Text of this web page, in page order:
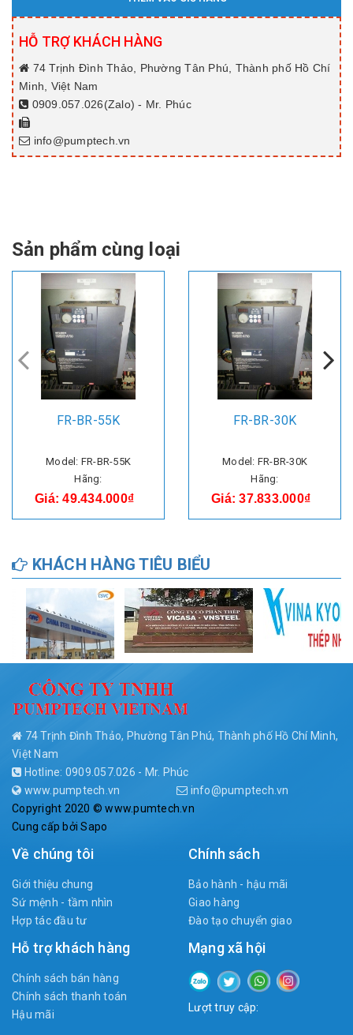
HỖ TRỢ KHÁCH HÀNG
74 Trịnh Đình Thảo, Phường Tân Phú, Thành phố Hồ Chí
Minh, Việt Nam
0909.057.026(Zalo) - Mr. Phúc
info@pumptech.vn
Sản phẩm cùng loại
FR-BR-55K
Model: FR-BR-55K
Hãng:
Giá: 49.434.000₫
FR-BR-30K
Model: FR-BR-30K
Hãng:
Giá: 37.833.000₫
KHÁCH HÀNG TIÊU BIỂU
74 Trịnh Đình Thảo, Phường Tân Phú, Thành phố Hồ Chí Minh,
Việt Nam
Hotline: 0909.057.026 - Mr. Phúc
www.pumptech.vn
info@pumptech.vn
Copyright 2020 © www.pumtech.vn
Cung cấp bởiSapo
Về chúng tôi
Giới thiệu chung
Sứ mệnh - tầm nhìn
Hợp tác đầu tư
Chính sách
Bảo hành - hậu mãi
Giao hàng
Đào tạo chuyển giao
Hỗ trợ khách hàng
Chính sách bán hàng
Chính sách thanh toán
Hậu mãi
Mạng xã hội
Lượt truy cập: